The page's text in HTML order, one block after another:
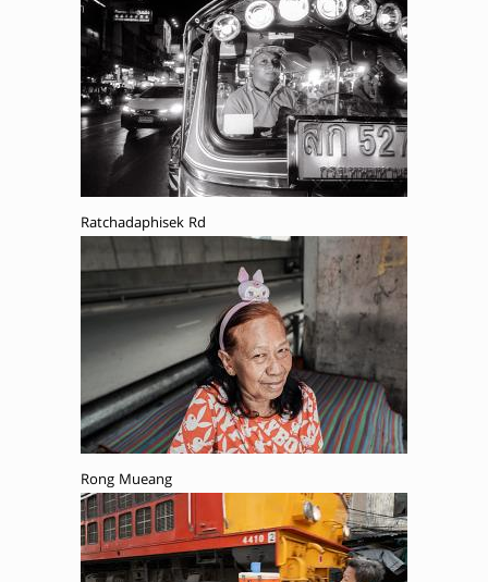
Ratchadaphisek Rd
Rong Mueang